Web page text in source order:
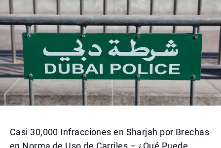
Casi 30,000 Infracciones en Sharjah por Brechas
en Norma de Uso de Carriles – ¿Qué Puede